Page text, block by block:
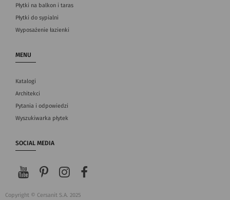
Płytki na balkon i taras
Płytki do sypialni
Wyposażenie łazienki
MENU
Katalogi
Architekci
Pytania i odpowiedzi
Wyszukiwarka płytek
SOCIAL MEDIA
Copyright © Cersanit S.A. 2025